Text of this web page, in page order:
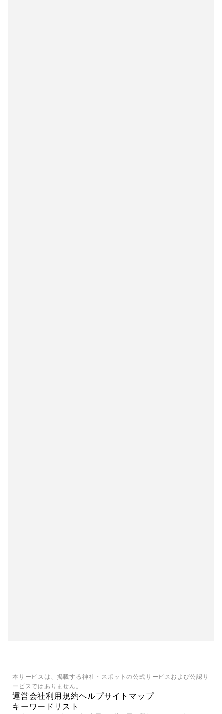
本サービスは、掲載する神社・スポットの公式サービスおよび公認サ
ービスではありません。
運営会社利用規約ヘルプサイトマップ
キーワードリスト